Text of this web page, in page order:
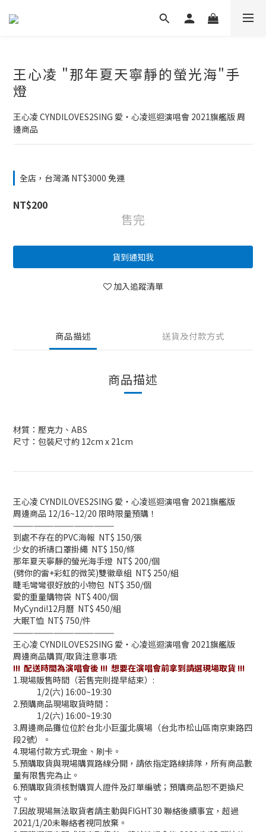
王心凌 "那年夏天寧靜的螢光海"手
燈
王心凌 CYNDILOVES2SING 愛‧心凌巡迴演唱會 2021旗艦版 周
邊商品
全店，台灣滿 NT$3000 免運
NT$200
售完
貨到通知我
加入追蹤清單
商品描述 送貨及付款方式
商品描述
材質：壓克力、ABS
尺寸：包裝尺寸約 12cm x 21cm
王心凌CYNDILOVES2SING 愛‧心凌巡迴演唱會 2021旗艦版
周邊商品 12/16~12/20 限時限量預購！
———————————————
到處不存在的PVC海報 NT$ 150/張
少女的祈禱口罩掛繩 NT$ 150/條
那年夏天寧靜的螢光海手燈 NT$ 200/個
(劈你的雷+彩虹的微笑)雙徽章組 NT$ 250/組
睫毛彎彎很好放的小物包 NT$ 350/個
愛的重量購物袋 NT$ 400/個
MyCyndi!12月曆 NT$ 450/組
大眠T恤 NT$ 750/件
———————————————
王心凌CYNDILOVES2SING 愛‧心凌巡迴演唱會 2021旗艦版
周邊商品購買/取貨注意事項:
!!! 配送時間為演唱會後 !!! 想要在演唱會前拿到請選現場取貨 !!!
1.現場販售時間（若售完則提早結束） :
1/2(六) 16:00~19:30
2.預購商品現場取貨時間：
1/2(六) 16:00~19:30
3.周邊商品攤位位於台北小巨蛋北廣場（台北市松山區南京東路四
段2號）。
4.現場付款方式:現金、刷卡。
5.預購取貨與現場購買路線分開，請依指定路線排隊，所有商品數
量有限售完為止。
6.預購取貨須核對購買人證件及訂單編號；預購商品恕不更換尺
寸。
7.因故現場無法取貨者請主動與FIGHT30 聯絡後續事宜，超過
2021/1/20未聯絡者視同放棄。